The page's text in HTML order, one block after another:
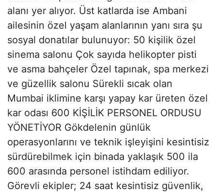
alanı yer alıyor. Üst katlarda ise Ambani
ailesinin özel yaşam alanlarının yanı sıra şu
sosyal donatılar bulunuyor: 50 kişilik özel
sinema salonu Çok sayıda helikopter pisti
ve asma bahçeler Özel tapınak, spa merkezi
ve güzellik salonu Sürekli sıcak olan
Mumbai iklimine karşı yapay kar üreten özel
kar odası 600 KİŞİLİK PERSONEL ORDUSU
YÖNETİYOR Gökdelenin günlük
operasyonlarını ve teknik işleyişini kesintisiz
sürdürebilmek için binada yaklaşık 500 ila
600 arasında personel istihdam ediliyor.
Görevli ekipler; 24 saat kesintisiz güvenlik,